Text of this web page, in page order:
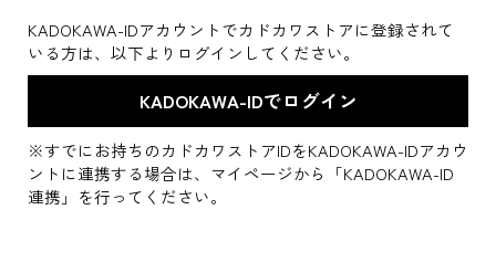
KADOKAWA-IDアカウントでカドカワストアに登録されて
いる方は、以下よりログインしてください。
※すでにお持ちのカドカワストアIDをKADOKAWA-IDアカウ
ントに連携する場合は、マイページから「KADOKAWA-ID
連携」を行ってください。